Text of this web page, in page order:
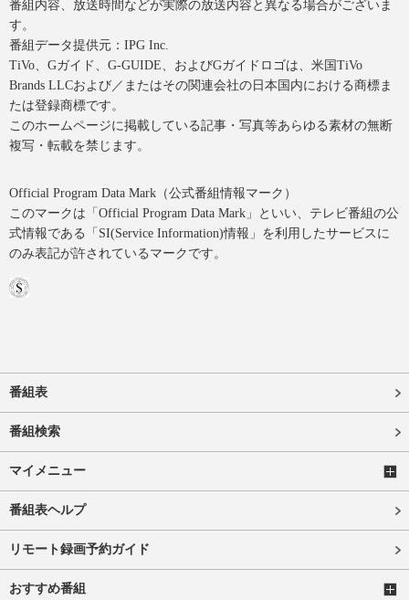
番組内容、放送時間などが実際の放送内容と異なる場合がございま
す。
番組データ提供元：IPG Inc.
TiVo、Gガイド、G-GUIDE、およびGガイドロゴは、米国TiVo
Brands LLCおよび／またはその関連会社の日本国内における商標ま
たは登録商標です。
このホームページに掲載している記事・写真等あらゆる素材の無断
複写・転載を禁じます。
Official Program Data Mark（公式番組情報マーク）
このマークは「Official Program Data Mark」といい、テレビ番組の公
式情報である「SI(Service Information)情報」を利用したサービスに
のみ表記が許されているマークです。
番組表
番組検索
マイメニュー
番組表ヘルプ
リモート録画予約ガイド
おすすめ番組